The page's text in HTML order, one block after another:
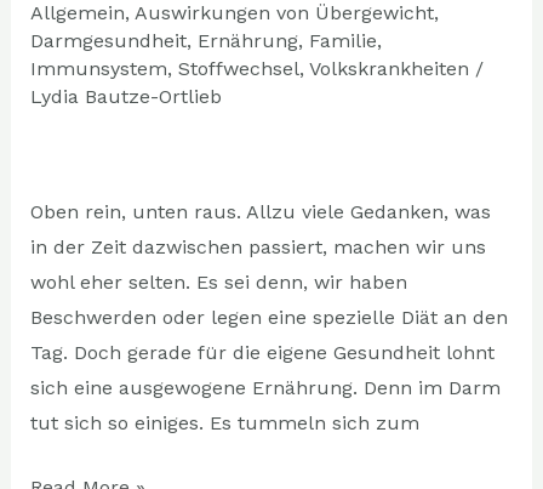
Allgemein, Auswirkungen von Übergewicht,
Darmgesundheit, Ernährung, Familie,
Immunsystem, Stoffwechsel, Volkskrankheiten /
Lydia Bautze-Ortlieb
Oben rein, unten raus. Allzu viele Gedanken, was
in der Zeit dazwischen passiert, machen wir uns
wohl eher selten. Es sei denn, wir haben
Beschwerden oder legen eine spezielle Diät an den
Tag. Doch gerade für die eigene Gesundheit lohnt
sich eine ausgewogene Ernährung. Denn im Darm
tut sich so einiges. Es tummeln sich zum
den
Darm